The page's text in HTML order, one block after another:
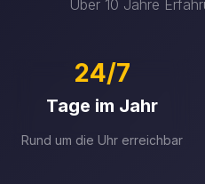
Über 10 Jahre
24/7
Tage im Jahr
Rund um die Uhr erreichbar